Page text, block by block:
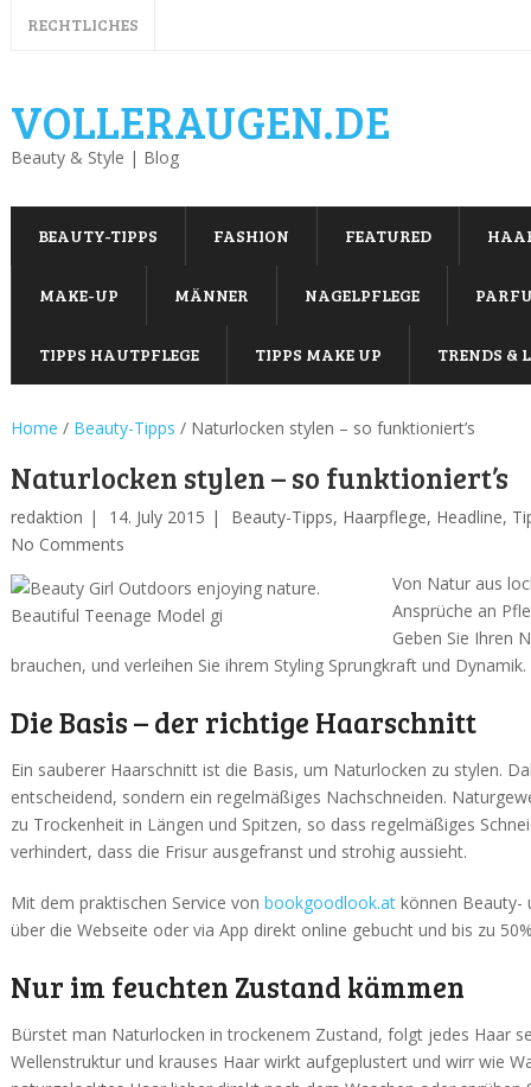
RECHTLICHES
VOLLERAUGEN.DE
Beauty & Style | Blog
BEAUTY-TIPPS FASHION FEATURED
MAKE-UP MÄNNER NAGELPFLEGE
TIPPS HAUTPFLEGE TIPPS MAKE UP TRENDS &
Home / Beauty-Tipps / Naturlocken stylen – so funktioniert’s
Naturlocken stylen – so funktioniert’s
redaktion 14. July 2015 Beauty-Tipps, Haarpflege, Headline,
No Comments
Von Natur aus
Ansprüche an
Geben Sie Ihren
brauchen, und verleihen Sie ihrem Styling Sprungkraft und Dynamik.
Die Basis – der richtige Haarschnitt
Ein sauberer Haarschnitt ist die Basis, um Naturlocken zu stylen.
entscheidend, sondern ein regelmäßiges Nachschneiden.
zu Trockenheit in Längen und Spitzen, so dass regelmäßiges
verhindert, dass die Frisur ausgefranst und strohig aussieht.
Mit dem praktischen Service von bookgoodlook.atkönnen Beauty-
über die Webseite oder via App direkt online gebucht und bis zu
Nur im feuchten Zustand kämmen
Bürstet man Naturlocken in trockenem Zustand, folgt jedes Haar
Wellenstruktur und krauses Haar wirkt aufgeplustert und wirr wie